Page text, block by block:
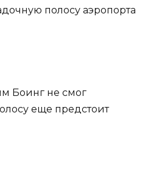
полосу аэропорта
Боинг не смог
еще предстоит